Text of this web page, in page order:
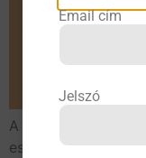
A cukorbetegség
esetekben könnyen
Email cím
Jelszó